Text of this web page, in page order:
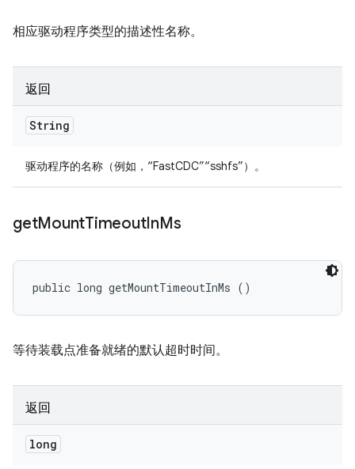
相应驱动程序类型的描述性名称。
返回
String
驱动程序的名称（例如，“FastCDC”“sshfs”）。
getMountTimeoutInMs
public long getMountTimeoutInMs ()
等待装载点准备就绪的默认超时时间。
返回
long